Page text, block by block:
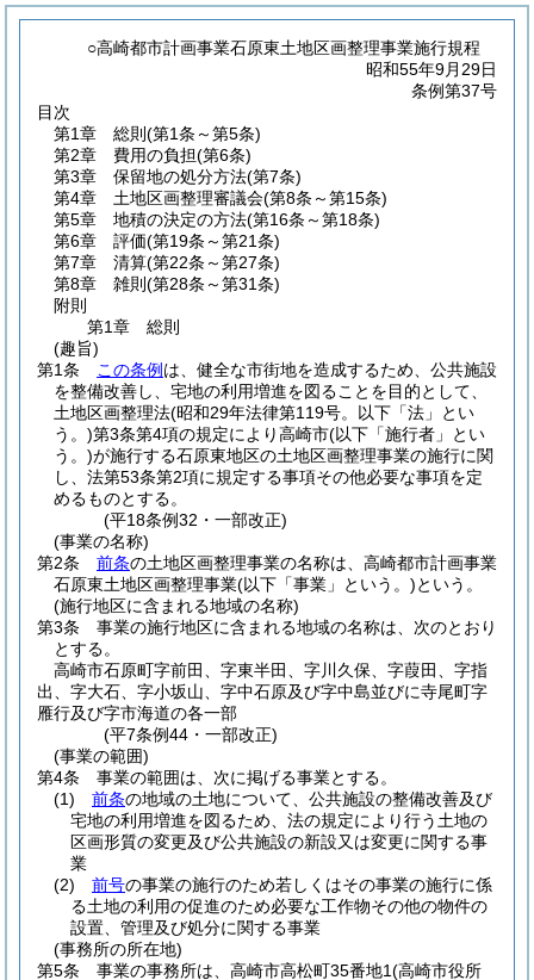
○高崎都市計画事業石原東土地区画整理事業施行規程
昭和55年9月29日
条例第37号
目次
第1章
総則 (第1条～第5条)
第2章
費用の負担(第6条)
第3章
保留地の処分方法(第7条)
第4章
土地区画整理審議会(第8条～第15条)
第5章
地積の決定の方法(第16条～第18条)
第6章
評価(第19条～第21条)
第7章
清算(第22条～第27条)
第8章
雑則 (第28条～第31条)
附則
第1章
総則
(趣旨)
第1条
この条例 は、健全な市街地を造成するため、公共施設
を整備改善し、宅地の利用増進を図ることを目的として、
土地区画整理法(昭和29年法律第119号。以下「法」とい
う。)第3条第4項の規定により高崎市(以下「施行者」とい
う。)が施行する石原東地区の土地区画整理事業の施行に関
し、法第53条第2項に規定する事項その他必要な事項を定
めるものとする。
(平18条例32・一部改正)
(事業の名称)
第2条
前条の土地区画整理事業の名称は、高崎都市計画事業
石原東土地区画整理事業(以下「事業」という。)という。
(施行地区に含まれる地域の名称)
第3条
事業の施行地区に含まれる地域の名称は、次のとおり
とする。
高崎市石原町字前田、字東半田、字川久保、字葭田、字指
出、字大石、字小坂山、字中石原及び字中島並びに寺尾町字
雁行及び字市海道の各一部
(平7条例44・一部改正)
(事業の範囲)
第4条
事業の範囲は、次に掲げる事業とする。
(1)
前条の地域の土地について、公共施設の整備改善及び
宅地の利用増進を図るため、法の規定により行う土地の
区画形質の変更及び公共施設の新設又は変更に関する事
業
(2)
前号の事業の施行のため若しくはその事業の施行に係
る土地の利用の促進のため必要な工作物その他の物件の
設置、管理及び処分に関する事業
(事務所の所在地)
第5条
事業の事務所は、高崎市高松町35番地1(高崎市役所